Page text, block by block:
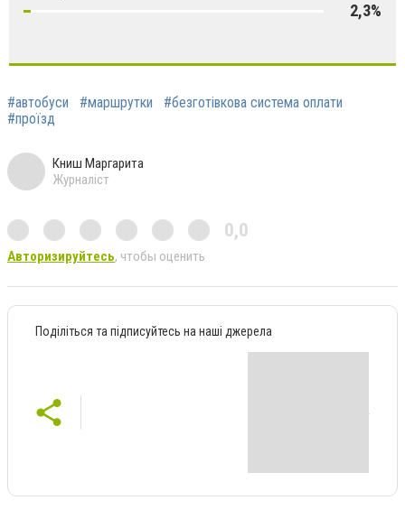
2,3%
#автобуси #маршрутки
#безготівкова система оплати
#проїзд
Книш Маргарита
Журналіст
0,0
Авторизируйтесь, чтобы оценить
Поділіться та підписуйтесь на наші джерела